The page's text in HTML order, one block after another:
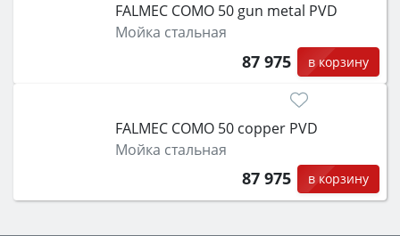
FALMEC COMO 50 gun metal PVD
Мойка стальная
87 975 в корзину
FALMEC COMO 50 copper PVD
Мойка стальная
87 975 в корзину